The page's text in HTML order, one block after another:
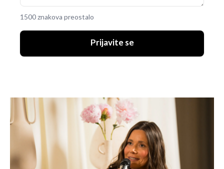
1500 znakova preostalo
Prijavite se